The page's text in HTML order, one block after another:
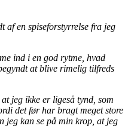
af en spiseforstyrrelse fra jeg
ind i en god rytme, hvad
at blive rimelig tilfreds
jeg ikke er ligeså tynd, som
det før har bragt meget store
jeg kan se på min krop, at jeg